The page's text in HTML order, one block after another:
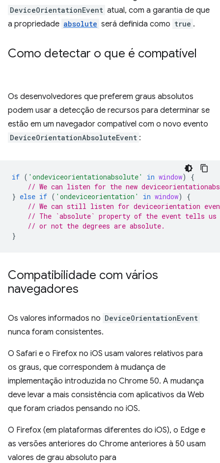
DeviceOrientationEvent atual, com a garantia de que
a propriedade absolute será definida como true .
Como detectar o que é compatível
Os desenvolvedores que preferem graus absolutos
podem usar a detecção de recursos para determinar se
estão em um navegador compatível com o novo evento
DeviceOrientationAbsoluteEvent :
if ( 'ondeviceorientationabsolute' in window)
{
// We can listen for the new
} else if ( 'ondeviceorientation' in window)
{
// We can still listen for deviceorientation
// The `absolute` property of the event tells us
// or not the degrees are absolute.
}
Compatibilidade com vários
navegadores
Os valores informados no DeviceOrientationEvent
nunca foram consistentes.
O Safari e o Firefox no iOS usam valores relativos para
os graus, que correspondem à mudança de
implementação introduzida no Chrome 50. A mudança
deve levar a mais consistência com aplicativos da Web
que foram criados pensando no iOS.
O Firefox (em plataformas diferentes do iOS), o Edge e
as versões anteriores do Chrome anteriores à 50 usam
valores de grau absoluto para